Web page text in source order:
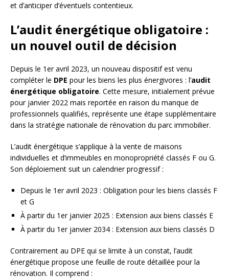
et d’anticiper d’éventuels contentieux.
L’audit énergétique obligatoire :
un nouvel outil de décision
Depuis le 1er avril 2023, un nouveau dispositif est venu
compléter le DPE pour les biens les plus énergivores : l’audit
énergétique obligatoire. Cette mesure, initialement prévue
pour janvier 2022 mais reportée en raison du manque de
professionnels qualifiés, représente une étape supplémentaire
dans la stratégie nationale de rénovation du parc immobilier.
L’audit énergétique s’applique à la vente de maisons
individuelles et d’immeubles en monopropriété classés F ou G.
Son déploiement suit un calendrier progressif :
Depuis le 1er avril 2023 : Obligation pour les biens classés F
et G
À partir du 1er janvier 2025 : Extension aux biens classés E
À partir du 1er janvier 2034 : Extension aux biens classés D
Contrairement au DPE qui se limite à un constat, l’audit
énergétique propose une feuille de route détaillée pour la
rénovation. Il comprend :